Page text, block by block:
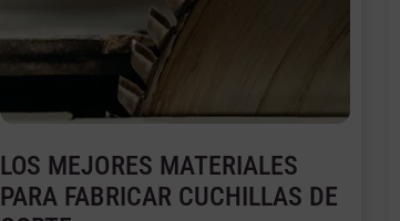
LOS MEJORES MATERIALES
PARA FABRICAR CUCHILLAS DE